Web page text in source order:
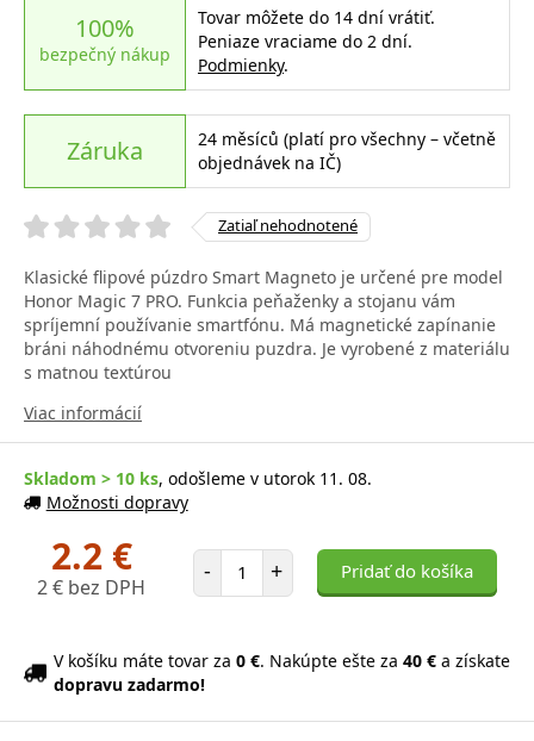
100%
bezpečný nákup
Tovar môžete do 14 dní vrátiť.
Peniaze vraciame do 2 dní.
Podmienky.
Záruka
24 měsíců (platí pro všechny – včetně
objednávek na IČ)
Zatiaľ nehodnotené
Klasické flipové púzdro Smart Magneto je určené pre model
Honor Magic 7 PRO. Funkcia peňaženky a stojanu vám
spríjemní používanie smartfónu. Má magnetické zapínanie
bráni náhodnému otvoreniu puzdra. Je vyrobené z materiálu
s matnou textúrou
Viac informácií
Skladom > 10 ks, odošleme v utorok 11. 08.
Možnosti dopravy
2.2 €
2 € bez DPH
- Počet položiek
+ Pridať do košíka
V košíku máte tovar za 0 €. Nakúpte ešte za 40 € a získate
dopravu zadarmo!